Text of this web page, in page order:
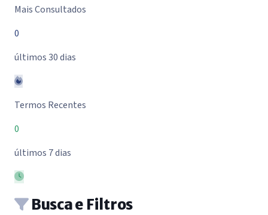
Mais Consultados
0
últimos 30 dias
Termos Recentes
0
últimos 7 dias
Busca e Filtros